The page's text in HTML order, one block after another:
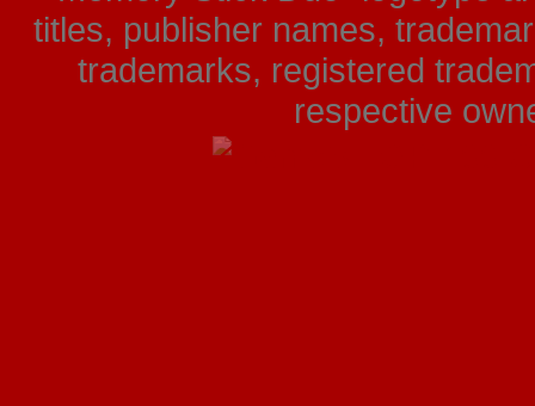
titles, publisher names,
trademarks, registered
respective